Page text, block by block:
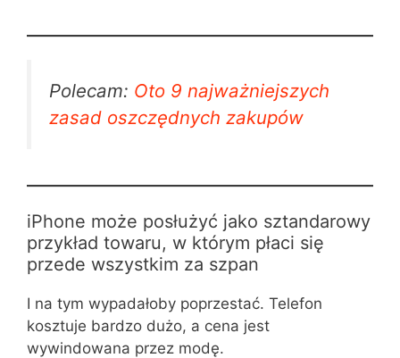
Polecam: Oto 9 najważniejszych
zasad oszczędnych zakupów
iPhone może posłużyć jako sztandarowy
przykład towaru, w którym płaci się
przede wszystkim za szpan
I na tym wypadałoby poprzestać. Telefon
kosztuje bardzo dużo, a cena jest
wywindowana przez modę.